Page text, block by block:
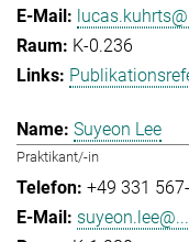
K-0.236
Suyeon Lee
Praktikant/-in
+49 331
suyeon.lee@...